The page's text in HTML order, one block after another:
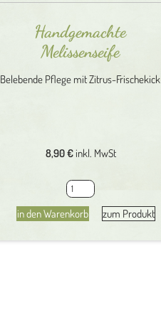
Handgemachte
Melissenseife
Belebende Pflege mit Zitrus-Frischekick
8,90€inkl. MwSt
Handgemachte
Melissenseife
Menge
in den Warenkorb zum Produkt